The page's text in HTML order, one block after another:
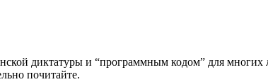
диктатуры и “программным кодом” для
почитайте.